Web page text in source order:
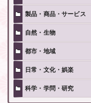
製品・商品・サービス
自然・生物
都市・地域
日常・文化・娯楽
科学・学問・研究